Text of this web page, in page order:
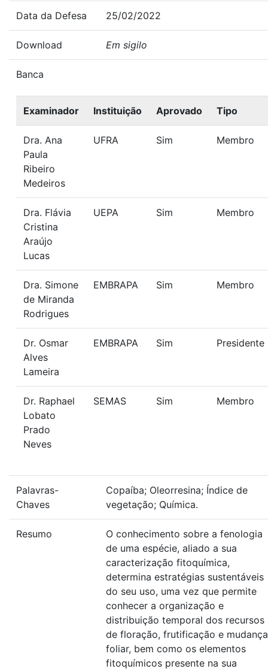
Data da Defesa 25/02/2022
Download Em sigilo
Banca
Examinador Instituição Aprovado Tipo
Dra. Ana
Paula
Ribeiro
Medeiros
UFRA Sim Membro
Dra. Flávia
Cristina
Araújo
Lucas
UEPA Sim Membro
Dra. Simone
de Miranda
Rodrigues
EMBRAPA Sim Membro
Dr. Osmar
Alves
Lameira
EMBRAPA Sim Presidente
Dr. Raphael
Lobato
Prado
Neves
SEMAS Sim Membro
Palavras-
Chaves
Copaíba; Oleorresina; Índice de
vegetação; Química.
Resumo
O conhecimento sobre a fenologia
de uma espécie, aliado a sua
caracterização fitoquímica,
determina estratégias sustentáveis
do seu uso, uma vez que permite
conhecer a organização e
distribuição temporal dos recursos
de floração, frutificação e mudança
foliar, bem como os elementos
fitoquímicos presente na sua